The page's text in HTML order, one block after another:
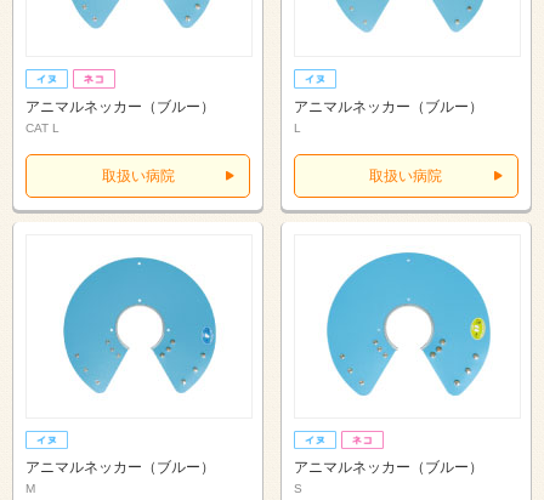
アニマルネッカー（ブルー）
CAT L
取扱い病院
アニマルネッカー（ブルー）
L
取扱い病院
アニマルネッカー（ブルー）
M
アニマルネッカー（ブルー）
S